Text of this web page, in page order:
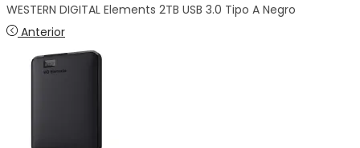
WESTERN DIGITAL Elements 2TB USB 3.0 Tipo A Negro
Anterior